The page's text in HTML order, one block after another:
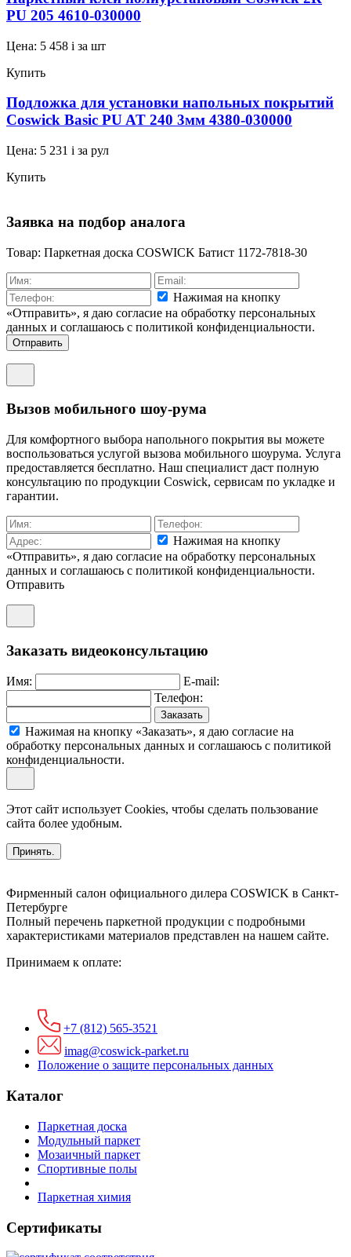
PU 205 4610-030000
Цена: 5 458 i за шт
Купить
Подложка для установки напольных покрытий
Coswick Basic PU AT 240 3мм 4380-030000
Цена: 5 231 i за рул
Купить
Заявка на подбор аналога
Товар: Паркетная доска COSWICK Батист 1172-7818-30
Нажимая на кнопку
«Отправить», я даю согласие на обработку персональных
данных и соглашаюсь c политикой конфиденциальности.
Отправить
Вызов мобильного шоу-рума
Для комфортного выбора напольного покрытия вы можете
воспользоваться услугой вызова мобильного шоурума. Услуга
предоставляется бесплатно. Наш специалист даст полную
консультацию по продукции Coswick, сервисам по укладке и
гарантии.
Нажимая на кнопку
«Отправить», я даю согласие на обработку персональных
данных и соглашаюсь c политикой конфиденциальности.
Отправить
Заказать видеоконсультацию
Имя:
E-mail:
Телефон:
Заказать
Нажимая на кнопку «Заказать», я даю согласие на
обработку персональных данных и соглашаюсь c политикой
конфиденциальности.
Этот сайт использует Cookies, чтобы сделать пользование
сайта более удобным.
Принять.
Фирменный салон официального дилера COSWICK в Санкт-
Петербурге
Полный перечень паркетной продукции с подробными
характеристиками материалов представлен на нашем сайте.
Принимаем к оплате:
+7 (812) 565-3521
imag@coswick-parket.ru
Положение о защите персональных данных
Каталог
Паркетная доска
Модульный паркет
Мозаичный паркет
Спортивные полы
Паркетная химия
Сертификаты